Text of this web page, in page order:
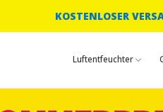
KOSTENLOSER
Luftentfeuchter